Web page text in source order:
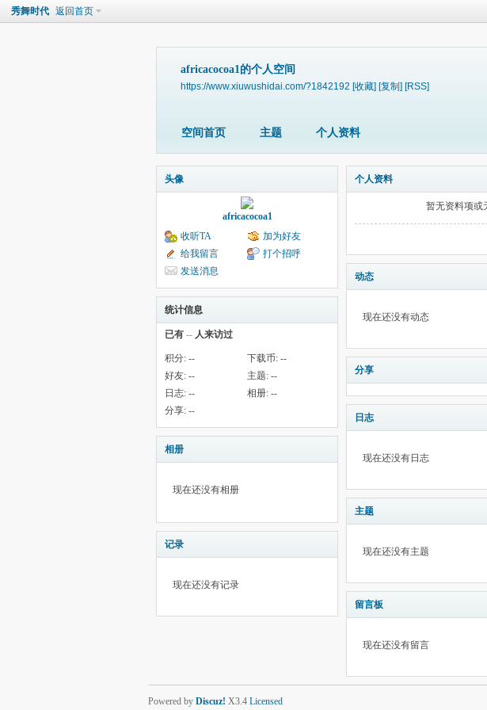
秀舞时代 返回首页
africacocoa1的个人空间
https://www.xiuwushidai.com/?1842192 [收藏] [复制] [RSS]
空间首页 主题 个人资料
头像
africacocoa1
收听TA
加为好友
给我留言
打个招呼
发送消息
统计信息
已有 -- 人来访过
积分: -- 下载币: --
好友: -- 主题: --
日志: -- 相册: --
分享: --
相册
现在还没有相册
记录
现在还没有记录
个人资料
暂无资料项或
动态
现在还没有动态
分享
日志
现在还没有日志
主题
现在还没有主题
留言板
现在还没有留言
Powered by Discuz! X3.4 Licensed